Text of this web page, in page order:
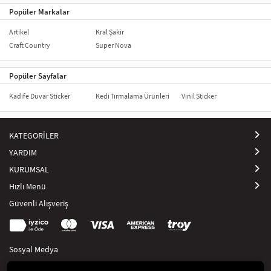
Popüler Markalar
Artikel
Craft Country
Kral Şakir
Super Nova
Popüler Sayfalar
Kadife Duvar Sticker Kedi Tırmalama Ürünleri Vinil Sticker
KATEGORİLER
YARDIM
KURUMSAL
Hızlı Menü
Güvenli Alışveriş
Sosyal Medya